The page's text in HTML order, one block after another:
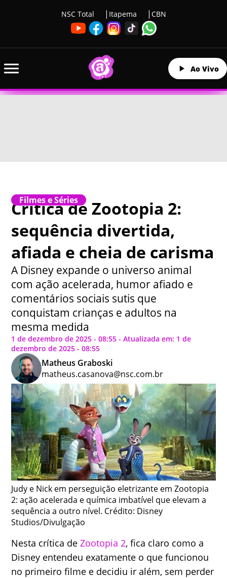
NSC Total Itapema CBN
Ao Vivo
Filmes e Séries
Crítica de Zootopia 2:
sequência divertida,
afiada e cheia de carisma
A Disney expande o universo animal
com ação acelerada, humor afiado e
comentários sociais sutis que
conquistam crianças e adultos na
mesma medida
1 de dezembro de 2025 - 08:55 - Atualizada em: 1 de
dezembro de 2025 - 08:55
Matheus Graboski
matheus.casanova@nsc.com.br
Judy e Nick em perseguição eletrizante em Zootopia
2: ação acelerada e química imbatível que elevam a
sequência a outro nível. Crédito: Disney
Studios/Divulgação
Nesta crítica deZootopia 2, fica claro como a
Disney entendeu exatamente o que funcionou
no primeiro filme e decidiu ir além, sem perder